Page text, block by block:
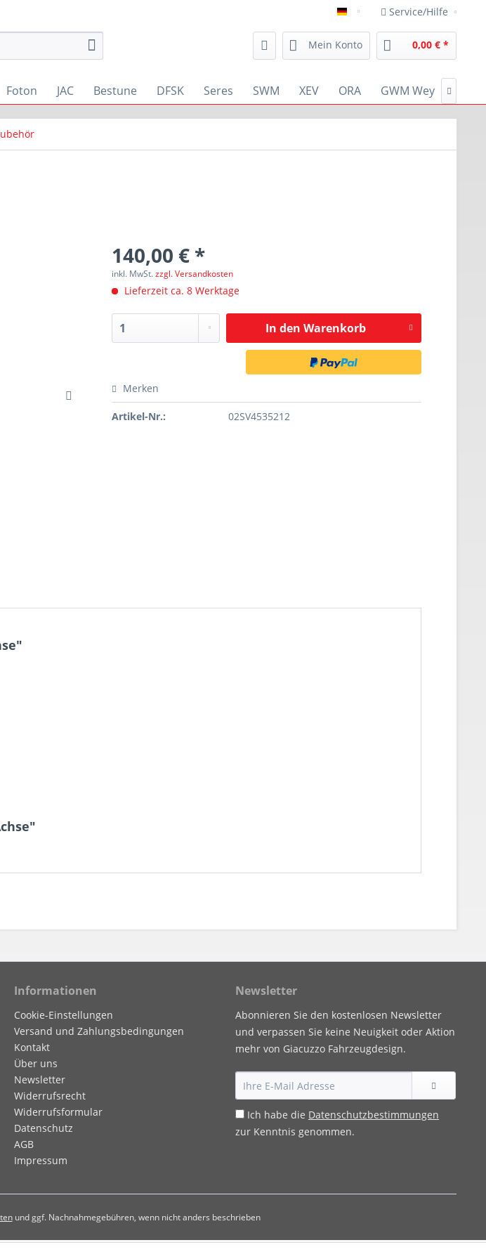
deutsch Service/Hilfe
Mein Konto 0,00 € *
Foton JAC Bestune DFSK Seres SWM XEV ORA GWM Wey 
140,00 € *
inkl. MwSt.zzgl. Versandkosten
Lieferzeit ca. 8 Werktage
In den Warenkorb
Merken
Artikel-Nr.: 02SV4535212
Informationen
Cookie-Einstellungen
Versand und Zahlungsbedingungen
Kontakt
Über uns
Newsletter
Widerrufsrecht
Widerrufsformular
Datenschutz
AGB
Impressum
Newsletter
Abonnieren Sie den kostenlosen Newsletter
und verpassen Sie keine Neuigkeit oder Aktion
mehr von Giacuzzo Fahrzeugdesign.
Ich habe die Datenschutzbestimmungen
zur Kenntnis genommen.
und ggf. Nachnahmegebühren, wenn nicht anders beschrieben